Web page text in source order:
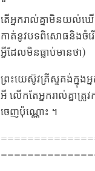
តើ​អ្នក​រាល់​គ្នា​មិន​យល់​ឃ
កាត់នូវ​បទ​ពិសោធនិងចំរ
អ្វីដែល​មិន​ធ្លាប់​មានថា​)
ព្រះយេស៊ូវគ្រីស្ទ​គង់​ក្នុង​អ្ន
អី លើក​តែ​អ្នក​រាល់​គ្នា​ត្
ចេញ​ប៉ុណ្ណោះ ។